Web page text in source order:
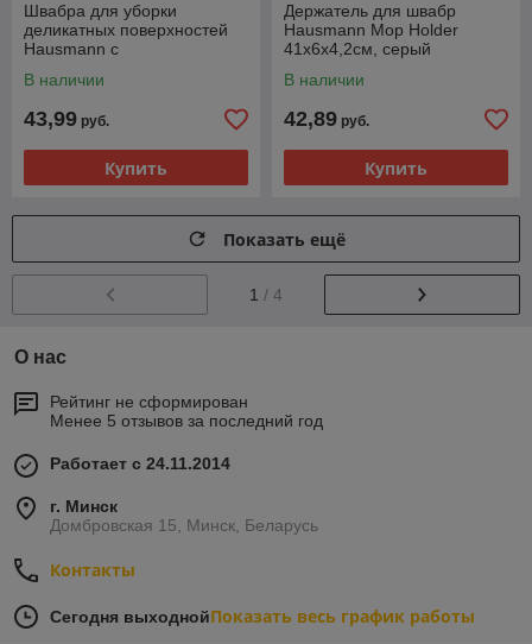
Швабра для уборки
деликатных поверхностей
Hausmann с
В наличии
43,99 руб.
Купить
Держатель для швабр
Hausmann Mop Holder
41x6x4,2см, серый
В наличии
42,89 руб.
Купить
Показать ещё
1 / 4
О нас
Рейтинг не сформирован
Менее 5 отзывов за последний год
Работает с 24.11.2014
г. Минск
Домбровская 15, Минск, Беларусь
Контакты
Сегодня выходнойПоказать весь график работы